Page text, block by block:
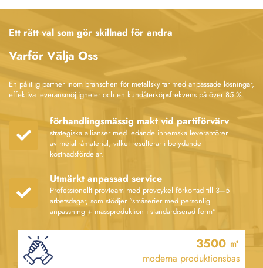
erbjuder OEM/ODM-tjänster i hela processen, inklusive lösningssdesign,
Vår årliga kapacitet omfattar 500 000 m² vägskyltar och 10 miljoner
defektsatsen under 3‰. Kärnprestationer: 1. Har betjänat över 3 000
globala B-kundkunder med en kärnåterköpsfrekvens på 85 %; 2. Har
för över 60 % av intäkterna; 3. Äger internationella certifieringar (EPR,
RoHS, IEC) och har upprepade gånger tilldelats utmärkelsen "Leverantör av
hög kvalitet" av utländska kunder.
Produktomfattning:
säkerhetsvarningsskyltar
- Varumärkesförpackning: Premium metallnamnplåtar, anpassade
varumärkesetiketter
- Kulturell och kreativ produktion: Metallbadges, kylskåpsmagneter,
minnesplåtar
- Industriell stödproduktion: Namnplåtar för industriell utrustning
Ett rätt val som gör skillnad för andra
Varför Välja Oss
En pålitlig partner inom branschen för metallskyltar med anpassade lösningar,
effektiva leveransmöjligheter och en kundåterköpsfrekvens på över 85 %.
förhandlingsmässig makt vid partiförvärv
strategiska allianser med ledande inhemska leverantörer
av metallråmaterial, vilket resulterar i betydande
kostnadsfördelar.
Utmärkt anpassad service
Professionellt provteam med provcykel förkortad till 3–5
arbetsdagar, som stödjer "småserier med personlig
anpassning + massproduktion i standardiserad form"
3500 ㎡
moderna produktionsbas